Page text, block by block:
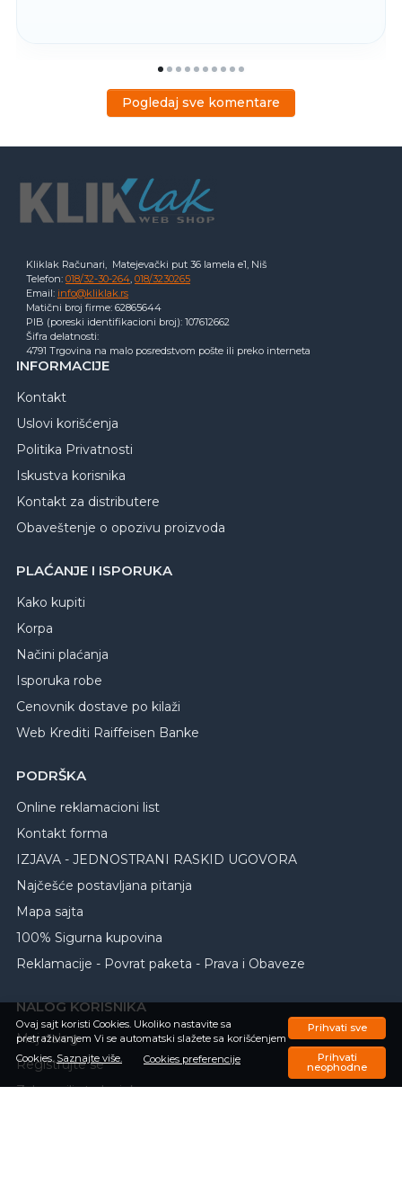
Ovaj sajt koristi Cookies. Ukoliko nastavite sa
pretraživanjem Vi se automatski slažete sa korišćenjem
Cookies. Saznajte više. Cookies preferencije
Prihvati sve
Prihvati
neophodne
Pogledaj sve komentare
Kliklak Računari, Matejevački put 36 lamela e1, Niš
Telefon: 018/32-30-264, 018/3230265
Email: info@kliklak.rs
Matični broj firme: 62865644
PIB (poreski identifikacioni broj): 107612662
Šifra delatnosti:
4791 Trgovina na malo posredstvom pošte ili preko interneta
INFORMACIJE
Kontakt
Uslovi korišćenja
Politika Privatnosti
Iskustva korisnika
Kontakt za distributere
Obaveštenje o opozivu proizvoda
PLAĆANJE I ISPORUKA
Kako kupiti
Korpa
Načini plaćanja
Isporuka robe
Cenovnik dostave po kilaži
Web Krediti Raiffeisen Banke
PODRŠKA
Online reklamacioni list
Kontakt forma
IZJAVA - JEDNOSTRANI RASKID UGOVORA
Najčešće postavljana pitanja
Mapa sajta
100% Sigurna kupovina
Reklamacije - Povrat paketa - Prava i Obaveze
NALOG KORISNIKA
Moj nalog
Registrujte se
Zaboravili ste lozinku